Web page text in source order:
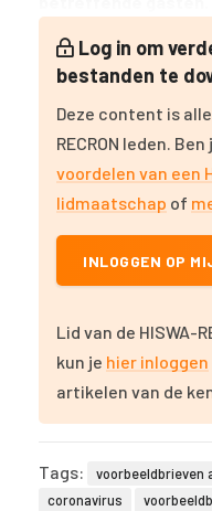
Log in om
bestanden te
Deze content is
RECRON leden.
voordelen van een
lidmaatschap of
INLOGGEN OP
Lid van de HISWA-
kun je hier inloggen
artikelen van de
Tags: voorbeeldbrieven
coronavirus